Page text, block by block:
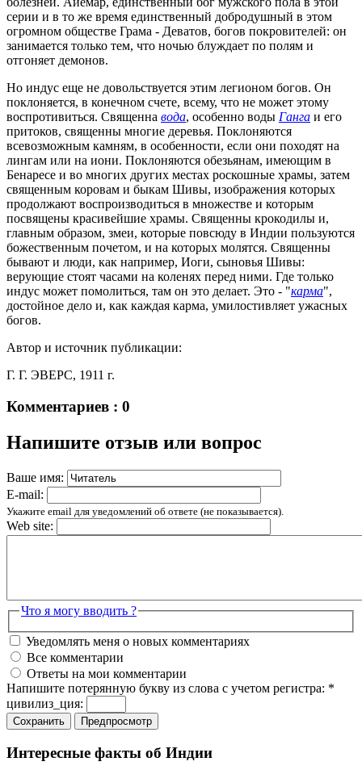
серии и в то же время единственный добродушный в этом
огромном обществе Грама - Деватов, богов покровителей: он
занимается только тем, что ночью блуждает по полям и
отгоняет демонов.
Но индус еще не довольствуется этим легионом богов. Он
поклоняется, в конечном счете, всему, что не может этому
воспротивиться. Священна вода, особенно воды Ганга и его
притоков, священны многие деревья. Поклоняются
всевозможным камням, в особенности, если они походят на
лингам или на иони. Поклоняются обезьянам, имеющим в
Бенаресе и во многих других местах роскошные храмы, затем
священным коровам и быкам Шивы, изображения которых
продолжают воспроизводиться в множестве и которым
посвящены красивейшие храмы. Священны крокодилы и,
главным образом, змеи, которые повсюду в Индии пользуются
божественным почетом, и на которых молятся. Священны
бывают и люди, как например, Иоги, сыновья Шивы:
верующие стоят часами на коленях перед ними. Где только
индус может помолиться, там он это делает. Это - "карма",
достойное дело и, как каждая карма, умилостивляет ужасных
богов.
Автор и источник публикации:
Г. Г. ЭВЕРС, 1911 г.
Комментариев : 0
Напишите отзыв или вопрос
Ваше имя:
E-mail:
Укажите email для уведомлений об ответе (не показывается).
Web site:
Что я могу вводить ?
Уведомлять меня о новых комментариях
Все комментарии
Ответы на мои комментарии
Напишите потерянную букву из слова с учетом регистра: *
цивилиз_ция:
Интересные факты об Индии